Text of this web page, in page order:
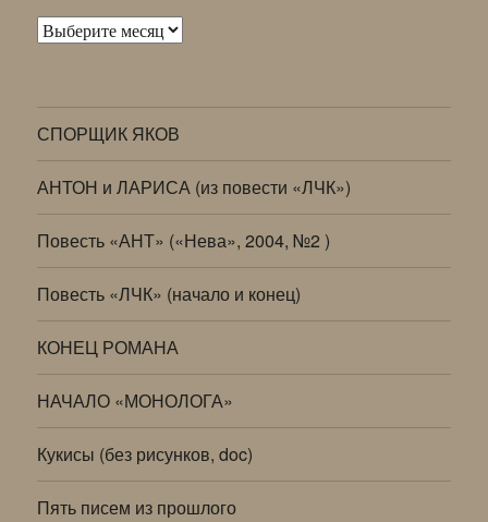
Архивы
СПОРЩИК ЯКОВ
АНТОН и ЛАРИСА (из повести «ЛЧК»)
Повесть «АНТ» («Нева», 2004, №2 )
Повесть «ЛЧК» (начало и конец)
КОНЕЦ РОМАНА
НАЧАЛО «МОНОЛОГА»
Кукисы (без рисунков, doc)
Пять писем из прошлого